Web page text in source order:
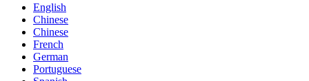
English
Chinese
Chinese
French
German
Portuguese